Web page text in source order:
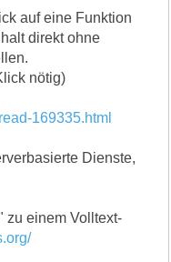
auf eine Funktion
direkt ohne
nötig)
169335.html
Dienste,
zu einem Volltext-